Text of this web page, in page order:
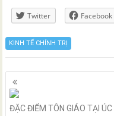
Twitter Facebook
KINH TẾ CHÍNH TRỊ
Posts
navigation
ĐẶC ĐIỂM TÔN GIÁO TẠI ÚC